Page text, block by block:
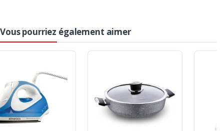
Vous pourriez également aimer